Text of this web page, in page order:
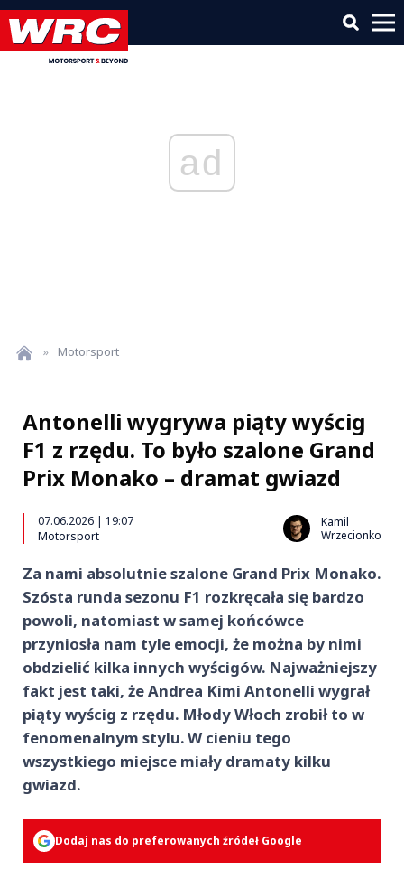
ad
» Motorsport
Antonelli wygrywa piąty wyścig
F1 z rzędu. To było szalone Grand
Prix Monako – dramat gwiazd
07.06.2026 | 19:07
Motorsport
Kamil
Wrzecionko
Za nami absolutnie szalone Grand Prix Monako.
Szósta runda sezonu F1 rozkręcała się bardzo
powoli, natomiast w samej końcówce
przyniosła nam tyle emocji, że można by nimi
obdzielić kilka innych wyścigów. Najważniejszy
fakt jest taki, że Andrea Kimi Antonelli wygrał
piąty wyścig z rzędu. Młody Włoch zrobił to w
fenomenalnym stylu. W cieniu tego
wszystkiego miejsce miały dramaty kilku
gwiazd.
Dodaj nas do preferowanych źródeł Google